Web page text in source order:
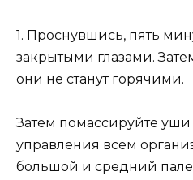
1. Проснувшись, пять
закрытыми глазами.
они не станут горячими.
Затем помассируйте уши
управления всем
большой и средний